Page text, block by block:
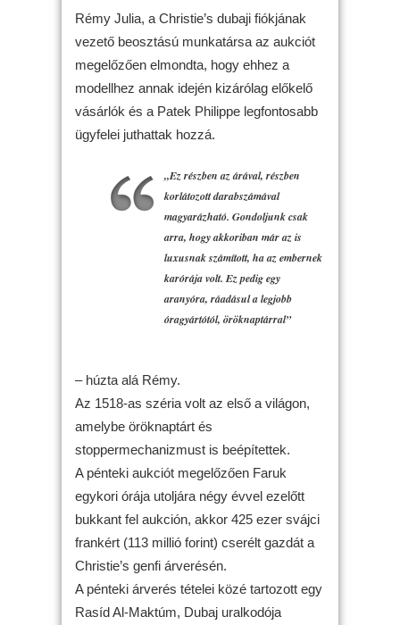
Rémy Julia, a Christie’s dubaji fiókjának
vezető beosztású munkatársa az aukciót
megelőzően elmondta, hogy ehhez a
modellhez annak idején kizárólag előkelő
vásárlók és a Patek Philippe legfontosabb
ügyfelei juthattak hozzá.
„Ez részben az árával, részben
korlátozott darabszámával
magyarázható. Gondoljunk csak
arra, hogy akkoriban már az is
luxusnak számított, ha az embernek
karórája volt. Ez pedig egy
aranyóra, ráadásul a legjobb
óragyártótól, öröknaptárral”
– húzta alá Rémy.
Az 1518-as széria volt az első a világon,
amelybe öröknaptárt és
stoppermechanizmust is beépítettek.
A pénteki aukciót megelőzően Faruk
egykori órája utoljára négy évvel ezelőtt
bukkant fel aukción, akkor 425 ezer svájci
frankért (113 millió forint) cserélt gazdát a
Christie’s genfi árverésén.
A pénteki árverés tételei közé tartozott egy
Rasíd Al-Maktúm, Dubaj uralkodója